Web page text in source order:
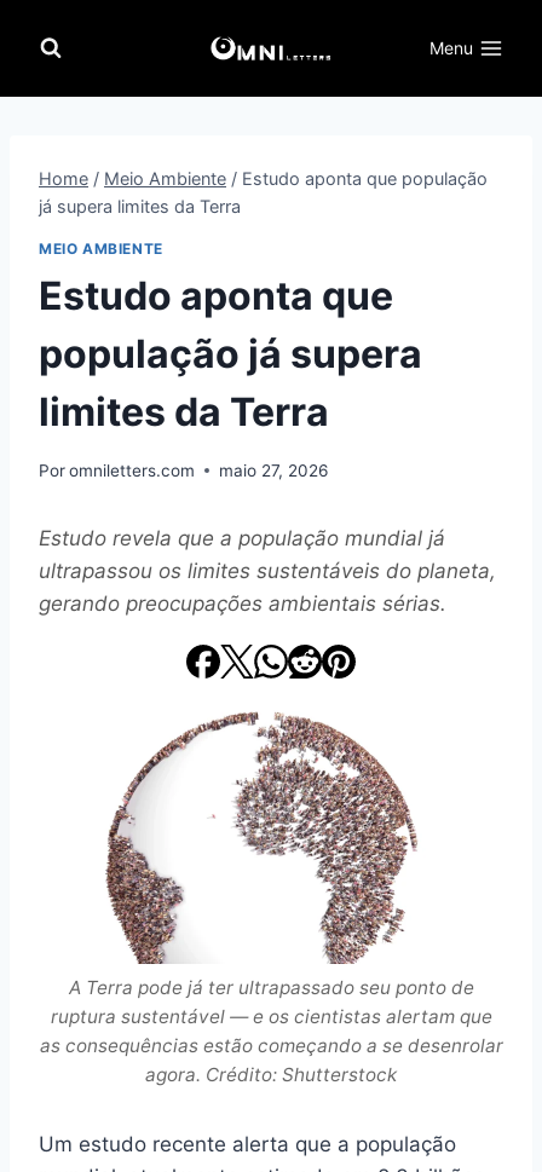
para
Menu
Home / Meio Ambiente / Estudo aponta que população
já supera limites da Terra
MEIO AMBIENTE
Estudo aponta que
população já supera
limites da Terra
Poromniletters.com maio 27, 2026
Estudo revela que a população mundial já
ultrapassou os limites sustentáveis do planeta,
gerando preocupações ambientais sérias.
A Terra pode já ter ultrapassado seu ponto de
ruptura sustentável — e os cientistas alertam que
as consequências estão começando a se desenrolar
agora. Crédito: Shutterstock
Um estudo recente alerta que a população